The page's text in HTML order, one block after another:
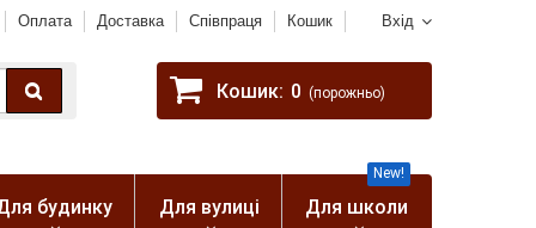
Вхід
Оплата Доставка Співпраця Кошик
Кошик: 0 (порожньо)
будинку Для вулиці Для школи
New!